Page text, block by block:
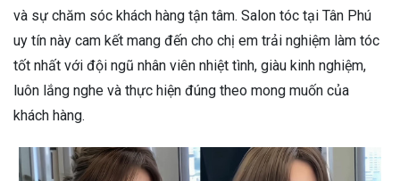
và sự chăm sóc khách hàng tận tâm. Salon tóc tại Tân Phú
uy tín này cam kết mang đến cho chị em trải nghiệm làm tóc
tốt nhất với đội ngũ nhân viên nhiệt tình, giàu kinh nghiệm,
luôn lắng nghe và thực hiện đúng theo mong muốn của
khách hàng.